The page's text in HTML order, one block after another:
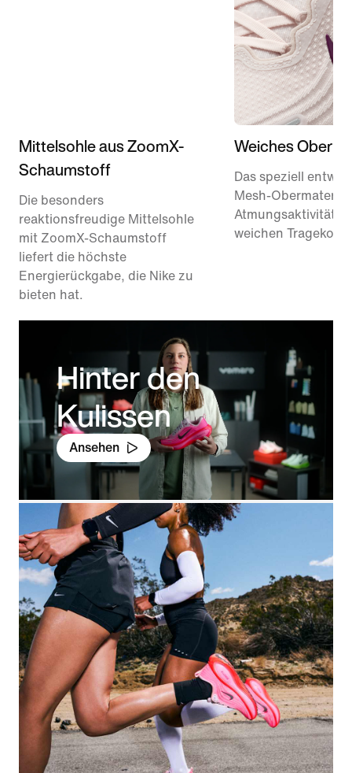
Mittelsohle aus ZoomX-
Schaumstoff
Die besonders
reaktionsfreudige Mittelsohle
mit ZoomX-Schaumstoff
liefert die höchste
Energierückgabe, die Nike zu
bieten hat.
Weiches
Das speziell
Mesh-
Atmungsaktivität
weichen
Hinter den
Kulissen
Ansehen